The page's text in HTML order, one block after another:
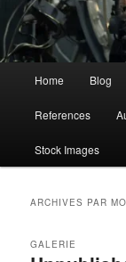
principal
Home Blog
References
Stock Images
ARCHIVES PAR
GALERIE